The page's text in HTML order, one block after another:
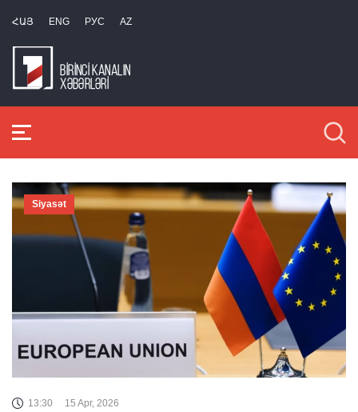
ՀԱՅ ENG РУС AZ
Siyasət
13:30 15 Apr, 2026